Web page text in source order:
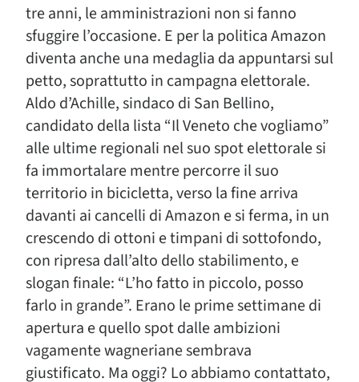
tre anni, le amministrazioni non si fanno
sfuggire l’occasione. E per la politica Amazon
diventa anche una medaglia da appuntarsi sul
petto, soprattutto in campagna elettorale.
Aldo d’Achille, sindaco di San Bellino,
candidato della lista “Il Veneto che vogliamo”
alle ultime regionali nel suo spot elettorale si
fa immortalare mentre percorre il suo
territorio in bicicletta, verso la fine arriva
davanti ai cancelli di Amazon e si ferma, in un
crescendo di ottoni e timpani di sottofondo,
con ripresa dall’alto dello stabilimento, e
slogan finale: “L’ho fatto in piccolo, posso
farlo in grande”. Erano le prime settimane di
apertura e quello spot dalle ambizioni
vagamente wagneriane sembrava
giustificato. Ma oggi? Lo abbiamo contattato,